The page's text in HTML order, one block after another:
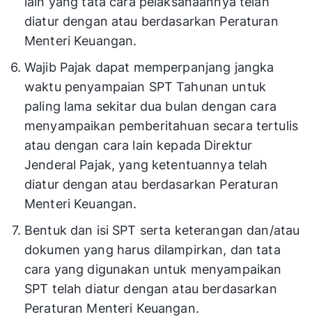
diatur dengan atau berdasarkan Peraturan
Menteri Keuangan.
Wajib Pajak dapat memperpanjang jangka
waktu penyampaian SPT Tahunan untuk
paling lama sekitar dua bulan dengan cara
menyampaikan pemberitahuan secara tertulis
atau dengan cara lain kepada Direktur
Jenderal Pajak, yang ketentuannya telah
diatur dengan atau berdasarkan Peraturan
Menteri Keuangan.
Bentuk dan isi SPT serta keterangan dan/atau
dokumen yang harus dilampirkan, dan tata
cara yang digunakan untuk menyampaikan
SPT telah diatur dengan atau berdasarkan
Peraturan Menteri Keuangan.